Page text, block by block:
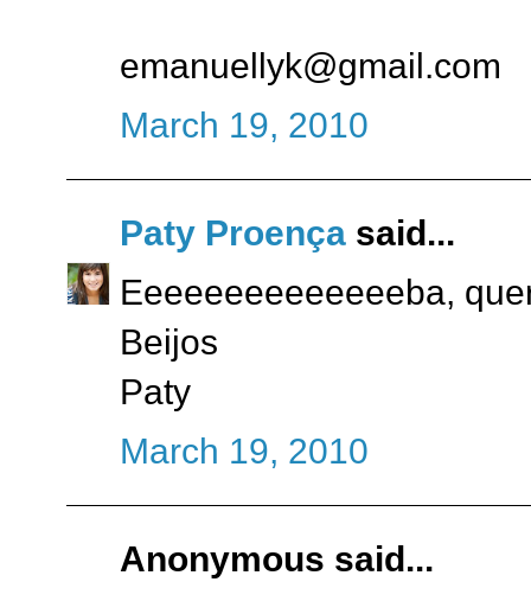
emanuellyk@gmail.com
March 19, 2010
Paty Proença said...
Eeeeeeeeeeeeeeba,
Beijos
Paty
March 19, 2010
Anonymous said...